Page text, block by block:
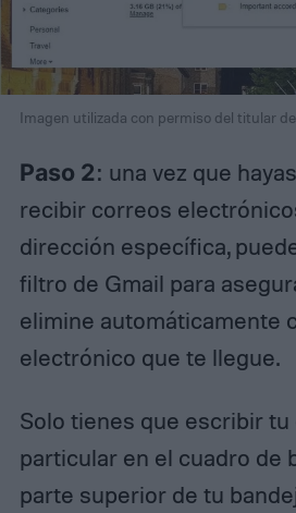
Imagen utilizada con permiso del titular
Paso 2: una vez que
recibir correos
dirección específica,
filtro de Gmail para
elimine automáticamente
electrónico que te llegue.
Solo tienes que escribir tu
particular en el cuadro de
parte superior de tu